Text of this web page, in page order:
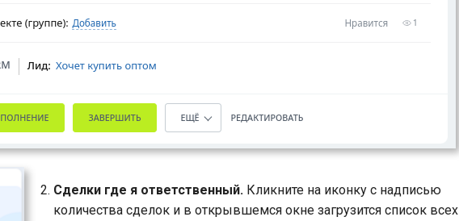
Сделки где я ответственный. Кликните на иконку с надписью
количества сделок и в открывшемся окне загрузится список всех